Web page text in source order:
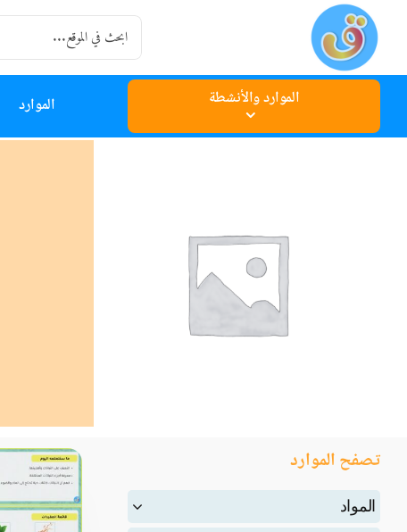
content
Search
for:
الموارد والأنشطة الموارد
تصفح الموارد
المواد